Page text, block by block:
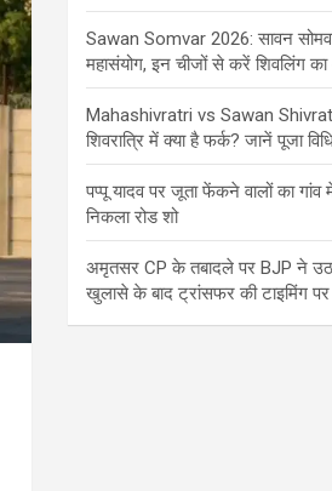
Sawan Somvar 2026: सावन
महासंयोग, इन चीजों से करें शिवलिंग
Mahashivratri vs Sawan
शिवरात्रि में क्या है फर्क? जानें पूजा
पप्पू यादव पर जूता फेंकने वालों का गांव
निकला रोड शो
अमृतसर CP के तबादले पर BJP ने
खुलासे के बाद ट्रांसफर की टाइमिंग पर